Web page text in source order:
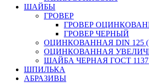
ШАЙБЫ
ГРОВЕР
ГРОВЕР
ГРОВЕР ЧЕРНЫЙ
ОЦИНКОВАННАЯ DIN 125
ОЦИНКОВАННАЯ
ШАЙБА ЧЕРНАЯ ГОСТ
ШПИЛЬКА
АБРАЗИВЫ